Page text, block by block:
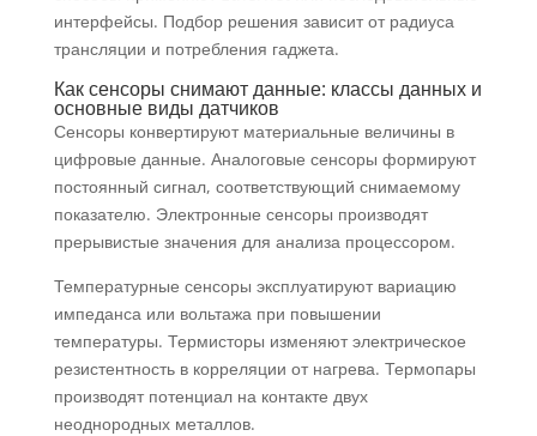
интерфейсы. Подбор решения зависит от радиуса
трансляции и потребления гаджета.
Как сенсоры снимают данные: классы данных и
основные виды датчиков
Сенсоры конвертируют материальные величины в
цифровые данные. Аналоговые сенсоры формируют
постоянный сигнал, соответствующий снимаемому
показателю. Электронные сенсоры производят
прерывистые значения для анализа процессором.
Температурные сенсоры эксплуатируют вариацию
импеданса или вольтажа при повышении
температуры. Термисторы изменяют электрическое
резистентность в корреляции от нагрева. Термопары
производят потенциал на контакте двух
неоднородных металлов.